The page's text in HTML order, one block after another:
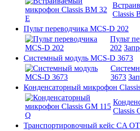
Classis
Пульт переводчика MCS-D 202
Пульт
202
Системный модуль MCS-D 3673
3673
Конденсаторный микрофон
Classis
Транспортировочный кейс CA OT